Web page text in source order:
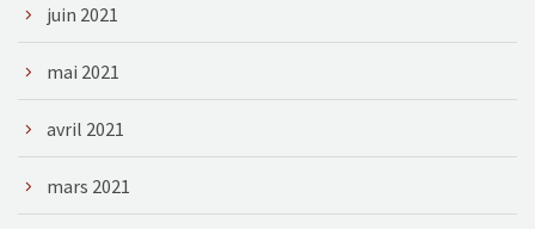
juin 2021
mai 2021
avril 2021
mars 2021